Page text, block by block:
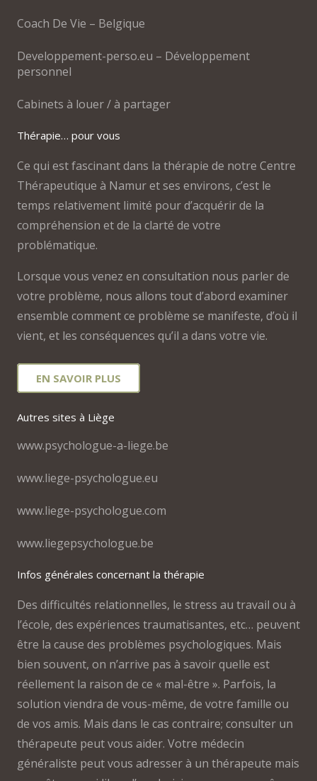
Coach De Vie – Belgique
Developpement-perso.eu – Développement
personnel
Cabinets à louer / à partager
Thérapie… pour vous
Ce qui est fascinant dans la thérapie de notre Centre
Thérapeutique à Namur et ses environs, c’est le
temps relativement limité pour d’acquérir de la
compréhension et de la clarté de votre
problématique.
Lorsque vous venez en consultation nous parler de
votre problème, nous allons tout d’abord examiner
ensemble comment ce problème se manifeste, d’où il
vient, et les conséquences qu’il a dans votre vie.
EN SAVOIR PLUS
Autres sites à Liège
www.psychologue-a-liege.be
www.liege-psychologue.eu
www.liege-psychologue.com
www.liegepsychologue.be
Infos générales concernant la thérapie
Des difficultés relationnelles, le stress au travail ou à
l’école, des expériences traumatisantes, etc… peuvent
être la cause des problèmes psychologiques. Mais
bien souvent, on n’arrive pas à savoir quelle est
réellement la raison de ce « mal-être ». Parfois, la
solution viendra de vous-même, de votre famille ou
de vos amis. Mais dans le cas contraire; consulter un
thérapeute peut vous aider. Votre médecin
généraliste peut vous adresser à un thérapeute mais